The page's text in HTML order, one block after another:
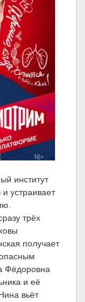
институт
устраивает
трёх
получает
Фёдоровна
и её
вьёт